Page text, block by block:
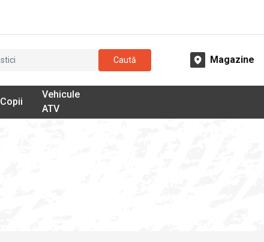
Caută Magazine
Copii
Vehicule
ATV